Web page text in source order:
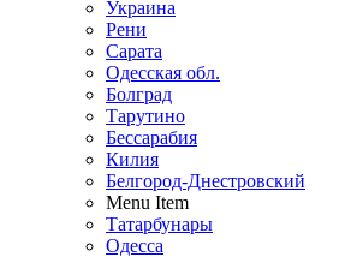
Украина
Рени
Сарата
Одесская обл.
Болград
Тарутино
Бессарабия
Килия
Белгород-Днестровский
Menu Item
Татарбунары
Одесса